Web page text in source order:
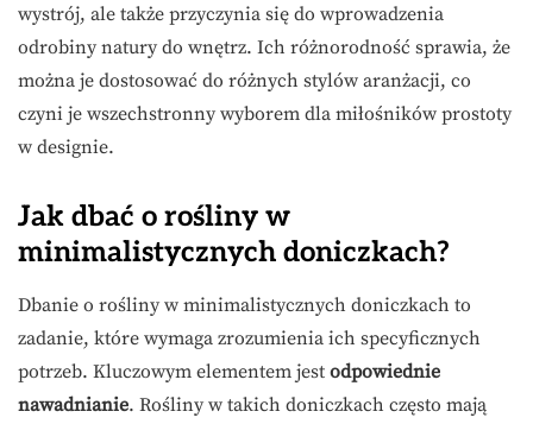
wystrój, ale także przyczynia się do wprowadzenia
odrobiny natury do wnętrz. Ich różnorodność sprawia, że
można je dostosować do różnych stylów aranżacji, co
czyni je wszechstronny wyborem dla miłośników prostoty
w designie.
Jak dbać o rośliny w
minimalistycznych doniczkach?
Dbanie o rośliny w minimalistycznych doniczkach to
zadanie, które wymaga zrozumienia ich specyficznych
potrzeb. Kluczowym elementem jest odpowiednie
nawadnianie. Rośliny w takich doniczkach często mają